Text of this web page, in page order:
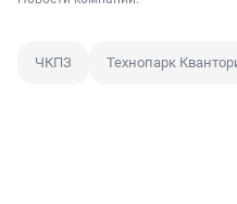
ЧКПЗ Технопарк